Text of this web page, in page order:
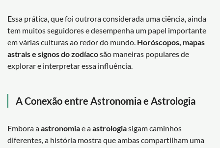
Essa prática, que foi outrora considerada uma ciência, ainda
tem muitos seguidores e desempenha um papel importante
em várias culturas ao redor do mundo. Horóscopos, mapas
astrais e signos do zodíacosão maneiras populares de
explorar e interpretar essa influência.
A Conexão entre Astronomia e Astrologia
Embora aastronomiae aastrologiasigam caminhos
diferentes, a história mostra que ambas compartilham uma